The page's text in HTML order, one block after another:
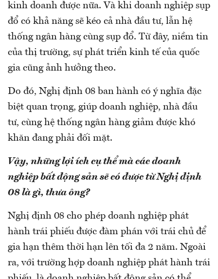
kinh doanh được nữa. Và khi doanh nghiệp sụp
đổ có khả năng sẽ kéo cả nhà đầu tư, lẫn hệ
thống ngân hàng cùng sụp đổ. Từ đây, niềm tin
của thị trường, sự phát triển kinh tế của quốc
gia cũng ảnh hưởng theo.
Do đó, Nghị định 08 ban hành có ý nghĩa đặc
biệt quan trọng, giúp doanh nghiệp, nhà đầu
tư, cùng hệ thống ngân hàng giảm được khó
khăn đang phải đối mặt.
Vậy, những lợi ích cụ thể mà các doanh
nghiệp bất động sản sẽ có được từ Nghị định
08 là gì, thưa ông?
Nghị định 08 cho phép doanh nghiệp phát
hành trái phiếu được đàm phán với trái chủ để
gia hạn thêm thời hạn lên tối đa 2 năm. Ngoài
ra, với trường hợp doanh nghiệp phát hành trái